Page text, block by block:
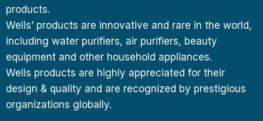
products.
Wells’ products are innovative and rare in the world,
including water purifiers, air purifiers, beauty
equipment and other household appliances.
Wells products are highly appreciated for their
design & quality and are recognized by prestigious
organizations globally.